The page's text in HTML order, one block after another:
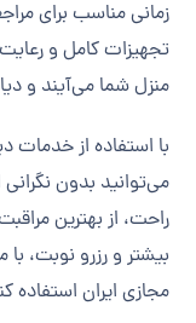
زمانی مناسب برای
تجهیزات کامل و
منزل شما می‌آیند و
با استفاده از خدمات
می‌توانید بدون نگرانی
راحت، از بهترین
بیشتر و رزرو نوبت،
مجازی ایران استفاده